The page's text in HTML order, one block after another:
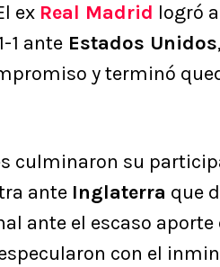
ex Real Madrid logró
1 ante Estados Unidos
y terminó
culminaron su
ante Inglaterra que
ante el escaso
con el